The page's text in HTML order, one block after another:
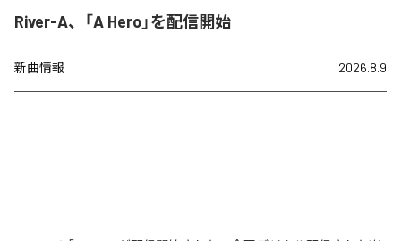
River-A、「A Hero」を配信開始
新曲情報 2026.8.9